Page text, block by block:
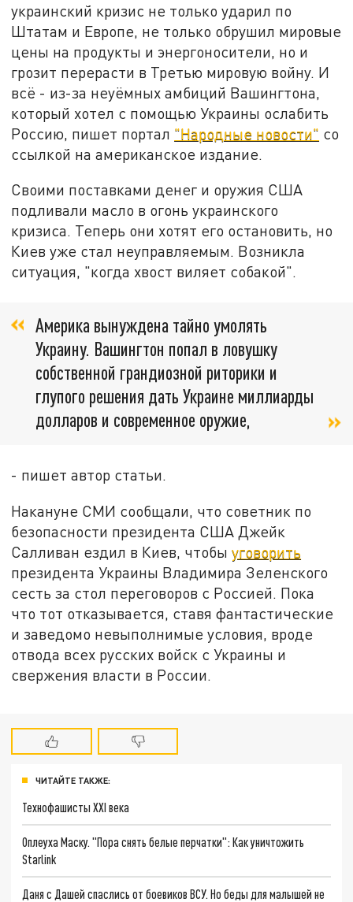
украинский кризис не только ударил по
Штатам и Европе, не только обрушил мировые
цены на продукты и энергоносители, но и
грозит перерасти в Третью мировую войну. И
всё - из-за неуёмных амбиций Вашингтона,
который хотел с помощью Украины ослабить
Россию, пишет портал "Народные новости" со
ссылкой на американское издание.
Своими поставками денег и оружия США
подливали масло в огонь украинского
кризиса. Теперь они хотят его остановить, но
Киев уже стал неуправляемым. Возникла
ситуация, "когда хвост виляет собакой".
Америка вынуждена тайно умолять
Украину. Вашингтон попал в ловушку
собственной грандиозной риторики и
глупого решения дать Украине миллиарды
долларов и современное оружие,
- пишет автор статьи.
Накануне СМИ сообщали, что советник по
безопасности президента США Джейк
Салливан ездил в Киев, чтобыуговорить
президента Украины Владимира Зеленского
сесть за стол переговоров с Россией. Пока
что тот отказывается, ставя фантастические
и заведомо невыполнимые условия, вроде
отвода всех русских войск с Украины и
свержения власти в России.
ЧИТАЙТЕ ТАКЖЕ:
Технофашисты XXI века
Оплеуха Маску. "Пора снять белые перчатки": Как уничтожить
Starlink
Даня с Дашей спаслись от боевиков ВСУ. Но беды для малышей не